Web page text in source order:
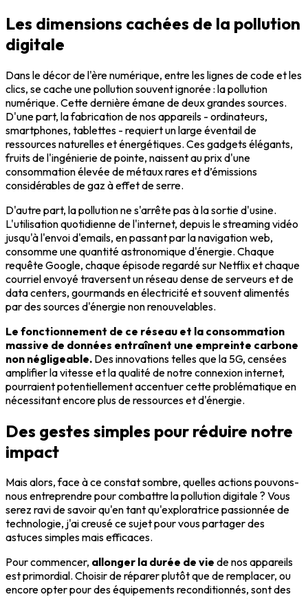
Les dimensions cachées de la pollution
digitale
Dans le décor de l'ère numérique, entre les lignes de code et les
clics, se cache une pollution souvent ignorée : la pollution
numérique. Cette dernière émane de deux grandes sources.
D'une part, la fabrication de nos appareils - ordinateurs,
smartphones, tablettes - requiert un large éventail de
ressources naturelles et énergétiques. Ces gadgets élégants,
fruits de l'ingénierie de pointe, naissent au prix d'une
consommation élevée de métaux rares et d’émissions
considérables de gaz à effet de serre.
D'autre part, la pollution ne s'arrête pas à la sortie d'usine.
L'utilisation quotidienne de l'internet, depuis le streaming vidéo
jusqu'à l'envoi d'emails, en passant par la navigation web,
consomme une quantité astronomique d'énergie. Chaque
requête Google, chaque épisode regardé sur Netflix et chaque
courriel envoyé traversent un réseau dense de serveurs et de
data centers, gourmands en électricité et souvent alimentés
par des sources d'énergie non renouvelables.
Le fonctionnement de ce réseau et la consommation
massive de données entraînent une empreinte carbone
non négligeable. Des innovations telles que la 5G, censées
amplifier la vitesse et la qualité de notre connexion internet,
pourraient potentiellement accentuer cette problématique en
nécessitant encore plus de ressources et d'énergie.
Des gestes simples pour réduire notre
impact
Mais alors, face à ce constat sombre, quelles actions pouvons-
nous entreprendre pour combattre la pollution digitale ? Vous
serez ravi de savoir qu'en tant qu'exploratrice passionnée de
technologie, j'ai creusé ce sujet pour vous partager des
astuces simples mais efficaces.
Pour commencer, allonger la durée de vie de nos appareils
est primordial. Choisir de réparer plutôt que de remplacer, ou
encore opter pour des équipements reconditionnés, sont des